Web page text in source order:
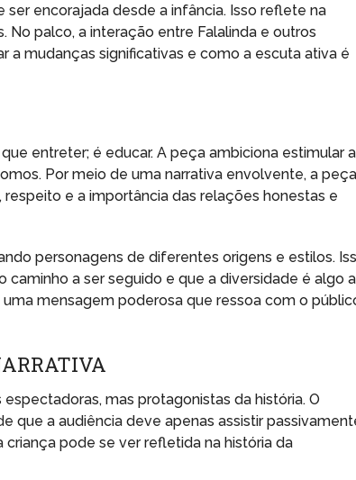
encorajada desde a infância. Isso reflete na
palco, a interação entre Falalinda e outros
mudanças significativas e como a escuta ativa é
entreter; é educar. A peça ambiciona estimular
Por meio de uma narrativa envolvente, a
e a importância das relações honestas e
personagens de diferentes origens e estilos.
caminho a ser seguido e que a diversidade é algo a
mensagem poderosa que ressoa com o
espectadoras, mas protagonistas da história. O
que a audiência deve apenas assistir
pode se ver refletida na história da